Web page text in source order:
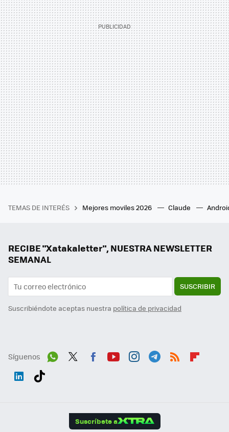
TEMAS DE INTERÉS Mejores moviles 2026 Claude
RECIBE "Xatakaletter", NUESTRA NEWSLETTER
SEMANAL
SUSCRIBIR
Suscribiéndote aceptas nuestra política de privacidad
Síguenos
Suscríbete a